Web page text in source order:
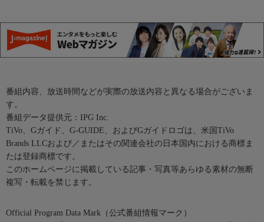
番組内容、放送時間などが実際の放送内容と異なる場合がございま
す。
番組データ提供元：IPG Inc.
TiVo、Gガイド、G-GUIDE、およびGガイドロゴは、米国TiVo
Brands LLCおよび／またはその関連会社の日本国内における商標ま
たは登録商標です。
このホームページに掲載している記事・写真等あらゆる素材の無断
複写・転載を禁じます。
Official Program Data Mark（公式番組情報マーク）